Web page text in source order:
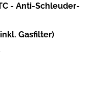
- Anti-Schleuder-
Gasfilter)